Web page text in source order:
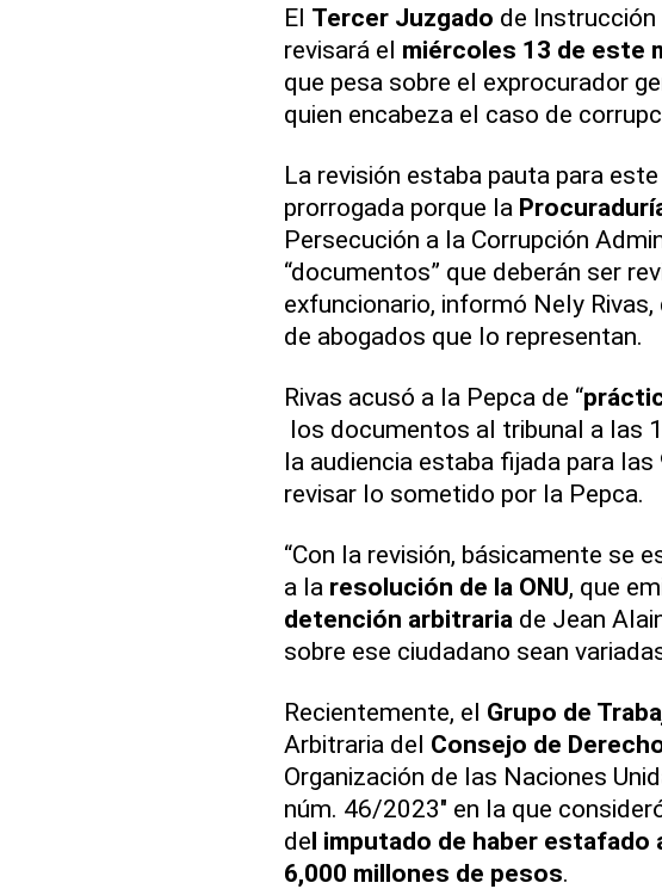
El Tercer Juzgado de
revisará el miércoles 13 de este
que pesa sobre el exprocurador
quien encabeza el caso de
La revisión estaba pauta para
prorrogada porque la
Persecución a la Corrupción
“documentos” que deberán ser
exfuncionario, informó Nely
de abogados que lo representan.
Rivas acusó a la Pepca de “
los documentos al tribunal a las
la audiencia estaba fijada para las
revisar lo sometido por la Pepca.
“Con la revisión, básicamente se
a la resolución de la ONU, que
detención arbitraria de Jean
sobre ese ciudadano sean
Recientemente, el Grupo de
Arbitraria del Consejo de
Organización de las Naciones
núm. 46/2023" en la que
del imputado de haber estafado
6,000 millones de pesos.